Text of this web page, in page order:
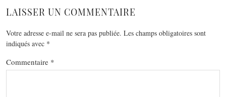
LAISSER UN COMMENTAIRE
Votre adresse e-mail ne sera pas publiée. Les champs obligatoires sont
indiqués avec *
Commentaire *